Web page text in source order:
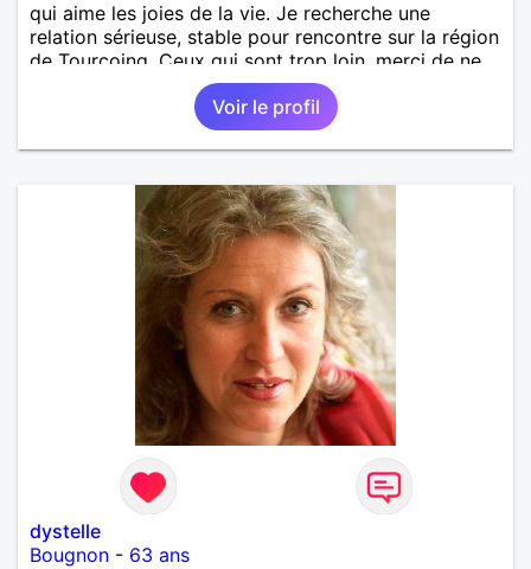
qui aime les joies de la vie. Je recherche une
relation sérieuse, stable pour rencontre sur la région
de Tourcoing. Ceux qui sont trop loin, merci de ne
pas me contacter et pour les autres je ne
manquerais pas de vous répondre et ce sera avec
Voir le profil
dystelle
Bougnon - 63 ans